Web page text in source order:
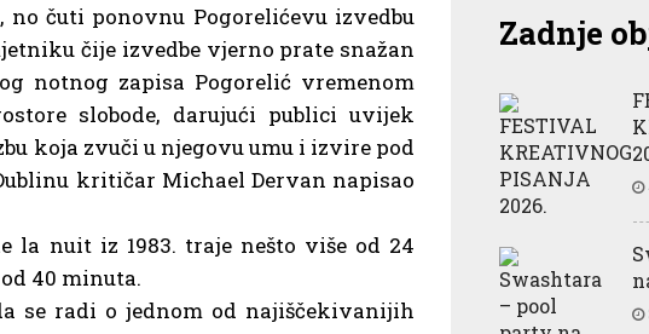
čuti ponovnu Pogorelićevu izvedbu
čije izvedbe vjerno prate snažan
notnog zapisa Pogorelić vremenom
slobode, darujući publici uvijek
koja zvuči u njegovu umu i izvire pod
kritičar Michael Dervan napisao
la nuit iz 1983. traje nešto više od 24
40 minuta.
se radi o jednom od najiščekivanijih
Zadnje